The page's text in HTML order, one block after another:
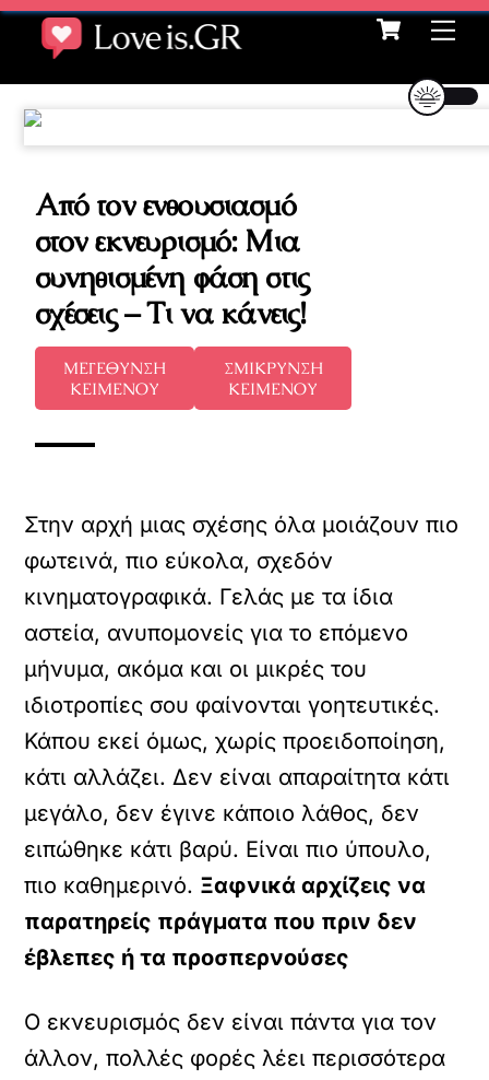
Skip
content
Cart
Από τον ενθουσιασμό
στον εκνευρισμό: Μια
συνηθισμένη φάση στις
σχέσεις – Τι να κάνεις!
ΜΕΓΕΘΥΝΣΗ
ΚΕΙΜΕΝΟΥ
ΣΜΙΚΡΥΝΣΗ
ΚΕΙΜΕΝΟΥ
Στην αρχή μιας σχέσης όλα μοιάζουν πιο
φωτεινά, πιο εύκολα, σχεδόν
κινηματογραφικά. Γελάς με τα ίδια
αστεία, ανυπομονείς για το επόμενο
μήνυμα, ακόμα και οι μικρές του
ιδιοτροπίες σου φαίνονται γοητευτικές.
Κάπου εκεί όμως, χωρίς προειδοποίηση,
κάτι αλλάζει. Δεν είναι απαραίτητα κάτι
μεγάλο, δεν έγινε κάποιο λάθος, δεν
ειπώθηκε κάτι βαρύ. Είναι πιο ύπουλο,
πιο καθημερινό. Ξαφνικά αρχίζεις να
παρατηρείς πράγματα που πριν δεν
έβλεπες ή τα προσπερνούσες
Ο εκνευρισμός δεν είναι πάντα για τον
άλλον, πολλές φορές λέει περισσότερα